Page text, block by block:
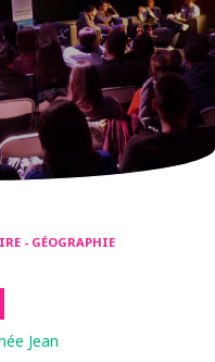
- GÉOGRAPHIE
Jean